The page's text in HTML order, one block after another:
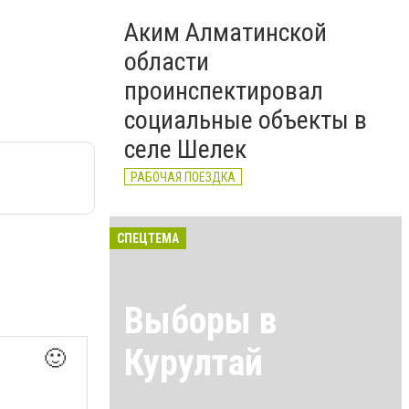
🙂
Аким Алматинской
области
проинспектировал
социальные объекты в
селе Шелек
РАБОЧАЯ ПОЕЗДКА
СПЕЦТЕМА
Выборы в
Курултай